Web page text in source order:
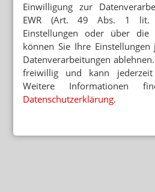
Einwilligung zur
EWR (Art. 49 Abs. 1 lit.
Einstellungen oder über die
können Sie Ihre
Datenverarbeitungen
freiwillig und kann
Weitere Informationen
Datenschutzerklärung.